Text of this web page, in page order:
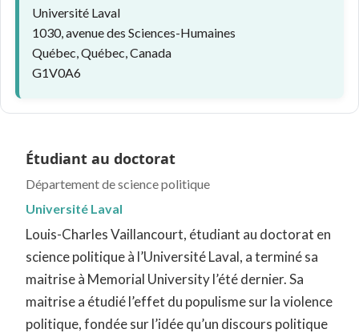
Université Laval
1030, avenue des Sciences-Humaines
Québec, Québec, Canada
G1V0A6
Étudiant au doctorat
Département de science politique
Université Laval
Louis-Charles Vaillancourt, étudiant au doctorat en
science politique à l’Université Laval, a terminé sa
maitrise à Memorial University l’été dernier. Sa
maitrise a étudié l’effet du populisme sur la violence
politique, fondée sur l’idée qu’un discours politique